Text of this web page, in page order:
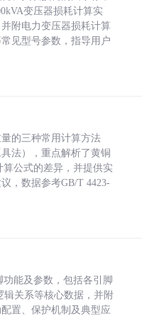
变压器损耗计算实
附电力变压器损耗计算
见型号参数，指导用户
的三种常用计算方法
法），重点解析了黄铜
算公式的差异，并提供实
，数据参考GB/T 4423-
功能及参数，包括各引脚
辑关系等核心数据，并附
置、保护机制及典型应